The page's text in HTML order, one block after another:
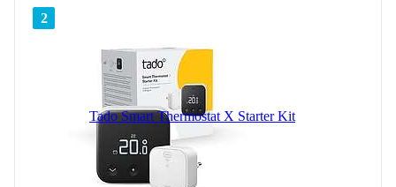
2
Tado Smart Thermostat X Starter Kit